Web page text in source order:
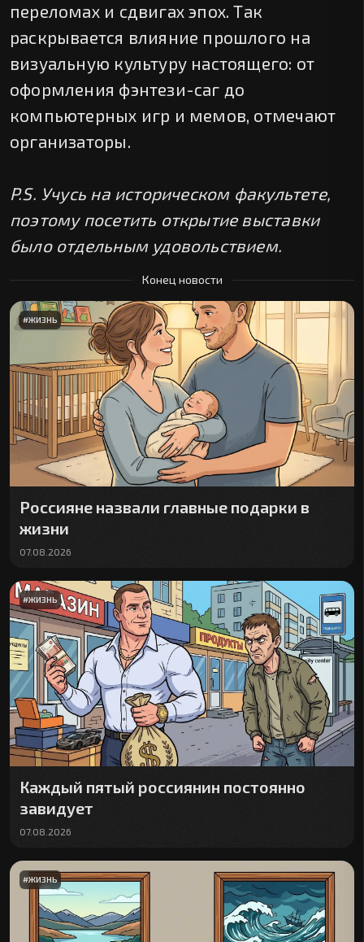
переломах и сдвигах эпох. Так
раскрывается влияние прошлого на
визуальную культуру настоящего: от
оформления фэнтези-саг до
компьютерных игр и мемов, отмечают
организаторы.
P.S. Учусь на историческом факультете,
поэтому посетить открытие выставки
было отдельным удовольствием.
Конец новости
#ЖИЗНЬ
Россияне назвали главные подарки в
жизни
07.08.2026
#ЖИЗНЬ
Каждый пятый россиянин постоянно
завидует
07.08.2026
#ЖИЗНЬ